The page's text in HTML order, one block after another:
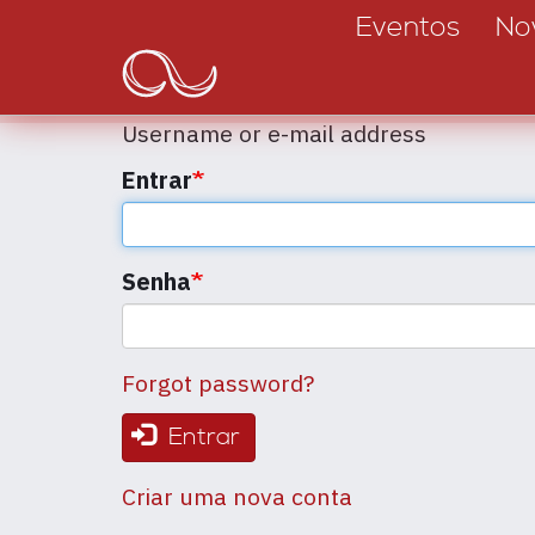
conteúdo
navigation
Eventos
Username or e-mail address
Entrar
Senha
Forgot password?
Entrar
Criar uma nova conta